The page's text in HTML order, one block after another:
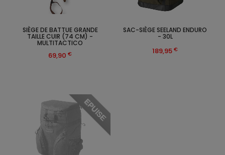
EPUISE
SIÈGE DE BATTUE GRANDE
TAILLE CUIR (74 CM) -
MULTITACTICO
69,90 €
SAC-SIÈGE SEELAND ENDURO
- 30L
189,95 €